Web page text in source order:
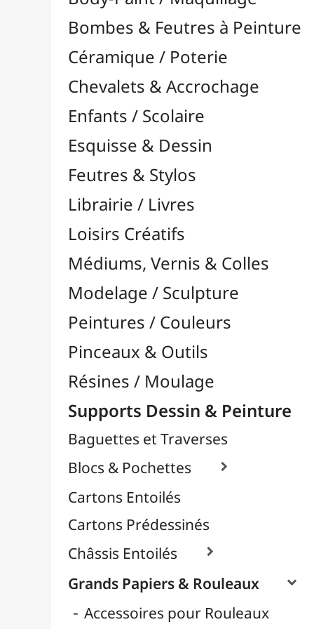
Feutres & Stylos
Librairie / Livres
Loisirs Créatifs
Médiums, Vernis & Colles
Modelage / Sculpture
Peintures / Couleurs
Résines / Moulage
Supports Dessin & Peinture
Blocs & Pochettes
Cartons Entoilés
Cartons Prédessinés
Châssis Entoilés

Grands Papiers & Rouleaux 
Accessoires pour Rouleaux
Contrecollés
Déco & Métalliques
Format Raisin & Grand Aigle
Pour Pochoir
Papier Scrapbooking
Papier Pailleté
Papiers Calque / Transfert 
Papiers Décoratifs
Supports Rigides / Bois
Toiles d'Artistes au Mètre
Transport / Rangement
Papeterie & Bureau